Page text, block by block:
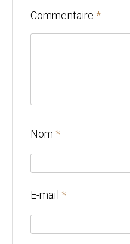
Architecture
Commentaire *
Nom *
E-mail *